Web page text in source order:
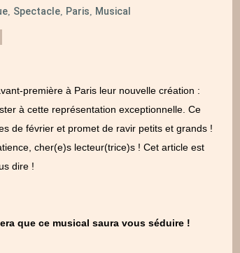
, Spectacle, Paris Musical
première à Paris leur nouvelle création :
à cette représentation exceptionnelle. Ce
de février et promet de ravir petits et grands !
cher(e)s lecteur(trice)s ! Cet article est
dire !
que ce musical saura vous séduire !